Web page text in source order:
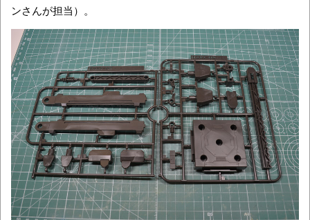
ンさんが担当）。